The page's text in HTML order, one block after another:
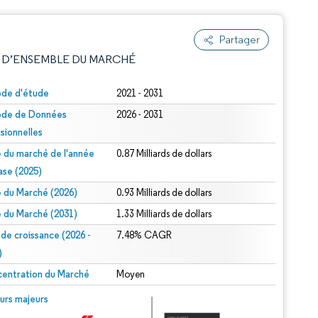
Partager
DU MARCHÉ
d'étude 2021 - 2031
de Données
2026 - 2031
du marché de l'année
(2025)
0.87 Milliards de dollars
du Marché (2026) 0.93 Milliards de dollars
du Marché (2031) 1.33 Milliards de dollars
croissance (2026 -
7.48% CAGR
du Marché Moyen
majeurs
© Mordor Intelligence. La réutilisation nécessite une attribution sous CC BY 4.0.
sous CC BY 4.0.